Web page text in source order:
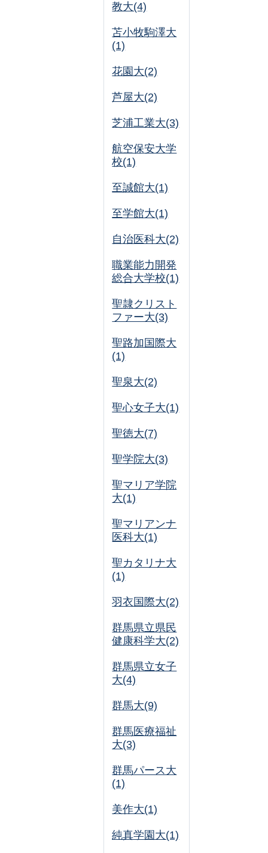
教大(4)
苫小牧駒澤大
(1)
花園大(2)
芦屋大(2)
芝浦工業大(3)
航空保安大学
校(1)
至誠館大(1)
至学館大(1)
自治医科大(2)
職業能力開発
総合大学校(1)
聖隷クリスト
ファー大(3)
聖路加国際大
(1)
聖泉大(2)
聖心女子大(1)
聖徳大(7)
聖学院大(3)
聖マリア学院
大(1)
聖マリアンナ
医科大(1)
聖カタリナ大
(1)
羽衣国際大(2)
群馬県立県民
健康科学大(2)
群馬県立女子
大(4)
群馬大(9)
群馬医療福祉
大(3)
群馬パース大
(1)
美作大(1)
純真学園大(1)